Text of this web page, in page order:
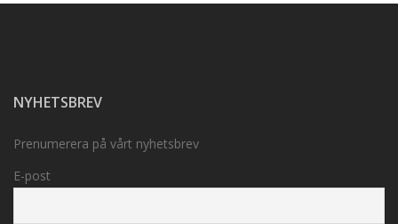
NYHETSBREV
Prenumerera på vårt nyhetsbrev
E-post